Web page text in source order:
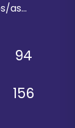
as…
94
156